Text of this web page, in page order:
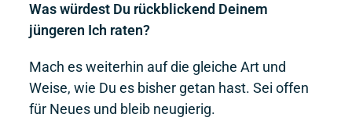
Was würdest Du rückblickend Deinem
jüngeren Ich raten?
Mach es weiterhin auf die gleiche Art und
Weise, wie Du es bisher getan hast. Sei offen
für Neues und bleib neugierig.